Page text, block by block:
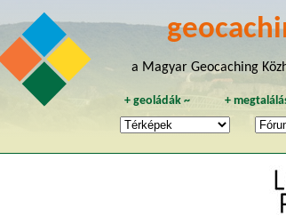
a Magyar Geocaching
+geoládák ~ +